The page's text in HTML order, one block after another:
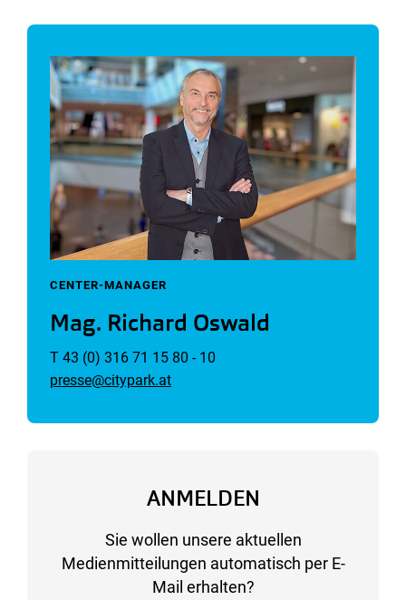
CENTER-MANAGER
Mag. Richard Oswald
T 43 (0) 316 71 15 80 - 10
presse@citypark.at
ANMELDEN
Sie wollen unsere aktuellen
Medienmitteilungen automatisch per E-
Mail erhalten?